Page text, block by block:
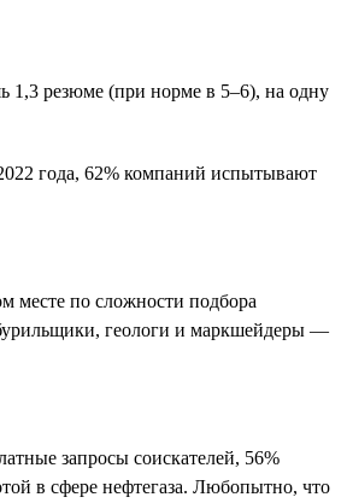
1,3 резюме (при норме в 5–6), на одну
года, 62% компаний испытывают
месте по сложности подбора
геологи и маркшейдеры —
запросы соискателей, 56%
в сфере нефтегаза. Любопытно, что